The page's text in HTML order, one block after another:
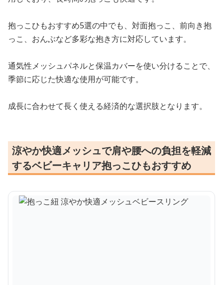
抱っこひもおすすめ5選の中でも、対面抱っこ、前向き抱
っこ、おんぶなど多彩な抱き方に対応しています。
通気性メッシュパネルと保温カバーを使い分けることで、
季節に応じた快適な使用が可能です。
成長に合わせて長く使える経済的な選択肢となります。
涼やか快適メッシュで肩や腰への負担を軽減
するベビーキャリア抱っこひもおすすめ